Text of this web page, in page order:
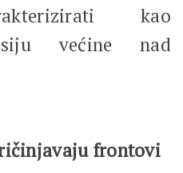
kao
većine nad
frontovi